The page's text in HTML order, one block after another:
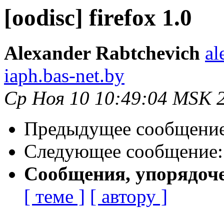
[oodisc] firefox 1.0
Alexander Rabtchevich
iaph.bas-net.by
Ср Ноя 10 10:49:04 MSK
Предыдущее
Следующее
Сообщения,
[ теме ] [ автору ]